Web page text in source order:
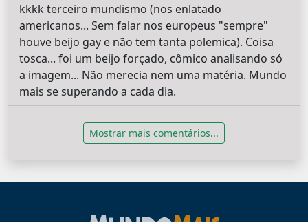
kkkk terceiro mundismo (nos enlatado
americanos... Sem falar nos europeus "sempre"
houve beijo gay e não tem tanta polemica). Coisa
tosca... foi um beijo forçado, cômico analisando só
a imagem... Não merecia nem uma matéria. Mundo
mais se superando a cada dia.
Mostrar mais comentários...